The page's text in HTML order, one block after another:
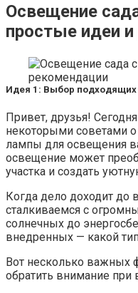
Освещение
простые идеи
Идея 1: Выбор
Привет, друзья!
некоторыми советами
лампы для освещения
освещение может
участка и создать
Когда дело доходит
сталкиваемся с
солнечных до
внедренных — какой
Вот несколько важных
обратить внимание при